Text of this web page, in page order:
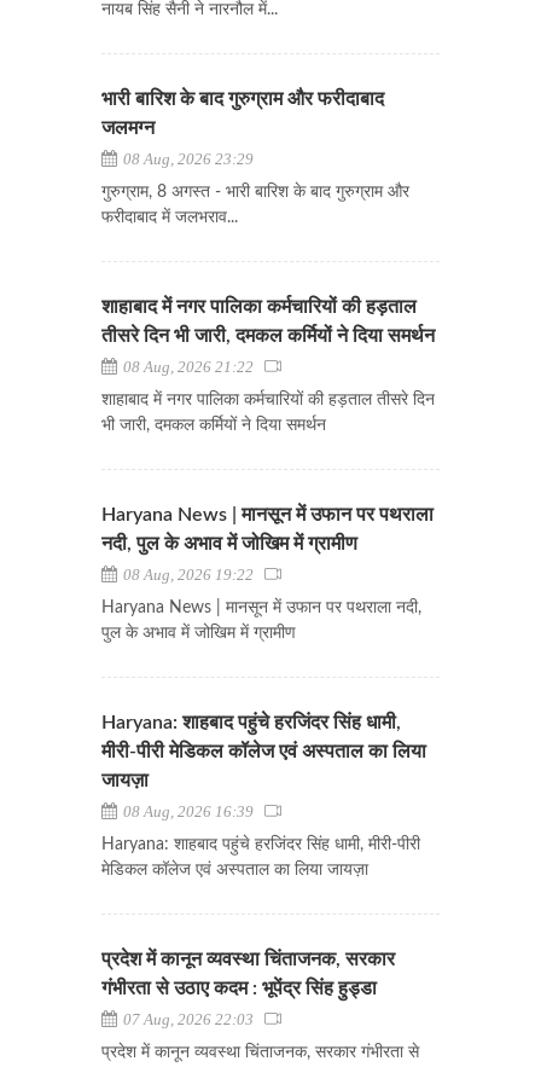
नायब सिंह सैनी ने नारनौल में...
भारी बारिश के बाद गुरुग्राम और फरीदाबाद
जलमग्न
08 Aug, 2026 23:29
गुरुग्राम, 8 अगस्त - भारी बारिश के बाद गुरुग्राम और
फरीदाबाद में जलभराव...
शाहाबाद में नगर पालिका कर्मचारियों की हड़ताल
तीसरे दिन भी जारी, दमकल कर्मियों ने दिया समर्थन
08 Aug, 2026 21:22
शाहाबाद में नगर पालिका कर्मचारियों की हड़ताल तीसरे दिन
भी जारी, दमकल कर्मियों ने दिया समर्थन
Haryana News | मानसून में उफान पर पथराला
नदी, पुल के अभाव में जोखिम में ग्रामीण
08 Aug, 2026 19:22
Haryana News | मानसून में उफान पर पथराला नदी,
पुल के अभाव में जोखिम में ग्रामीण
Haryana: शाहबाद पहुंचे हरजिंदर सिंह धामी,
मीरी-पीरी मेडिकल कॉलेज एवं अस्पताल का लिया
जायज़ा
08 Aug, 2026 16:39
Haryana: शाहबाद पहुंचे हरजिंदर सिंह धामी, मीरी-पीरी
मेडिकल कॉलेज एवं अस्पताल का लिया जायज़ा
प्रदेश में कानून व्यवस्था चिंताजनक, सरकार
गंभीरता से उठाए कदम : भूपेंद्र सिंह हुड्डा
07 Aug, 2026 22:03
प्रदेश में कानून व्यवस्था चिंताजनक, सरकार गंभीरता से